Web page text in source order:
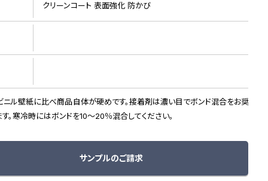
クリーンコート 表面強化 防かび
ニル壁紙に比べ商品自体が硬めです。接着剤は濃い目でボンド混合をお奨
す。寒冷時にはボンドを10～20％混合してください。
サンプルのご請求